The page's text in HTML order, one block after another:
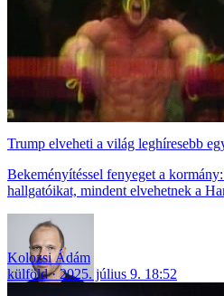
Trump elveheti a világ leghíresebb
Bekeményítéssel fenyeget a
hallgatóikat, mindent elvehetnek a
Kolozsi Ádám
külföld
2025. július 9. 18:52